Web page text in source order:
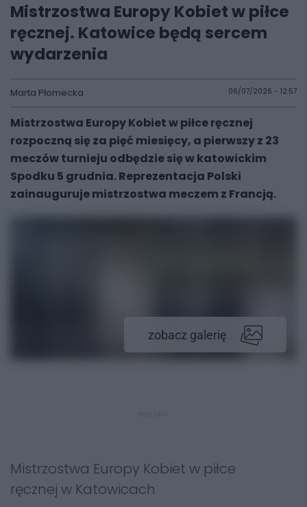
Mistrzostwa Europy Kobiet w piłce
ręcznej. Katowice będą sercem
wydarzenia
Marta Płomecka 06/07/2026 - 12:57
Mistrzostwa Europy Kobiet w piłce ręcznej
rozpoczną się za pięć miesięcy, a pierwszy z 23
meczów turnieju odbędzie się w katowickim
Spodku 5 grudnia. Reprezentacja Polski
zainauguruje mistrzostwa meczem z Francją.
zobacz galerię
Mistrzostwa Europy Kobiet w piłce
ręcznej w Katowicach